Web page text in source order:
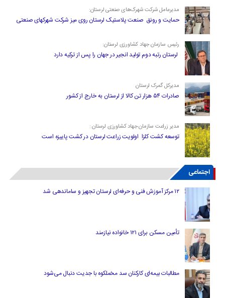
مدیرعامل شرکت شهرک‌های صنعتی لرستان:
حمایت و رونق صنعت پلاستیک لرستان روی میز شرکت شهرکهای صنعتی
رئیس سازمان جهاد کشاورزی لرستان:
لرستان رتبه دوم تولید انجیر در جهان را پس از ترکیه دارد
مدیرکل گمرک لرستان
صادرات ۵۴ هزار تن کالا از لرستان به خارج از کشور
مدیر زراعت سازمان جهاد کشاورزی لرستان :
توسعه کشت کلزا اولویت زراعت لرستان در کشت پاییزه است
اجتماعی
۱۲ مرکز آموزش فنی و حرفه‌ای لرستان تجهیز و ساماندهی شد
تأمین مسکن برای ۱۲۱ خانواده نیازمند
مطالبات بیمه‌ای کارکنان سد مخملکوه با جدیت دنبال می‌شود